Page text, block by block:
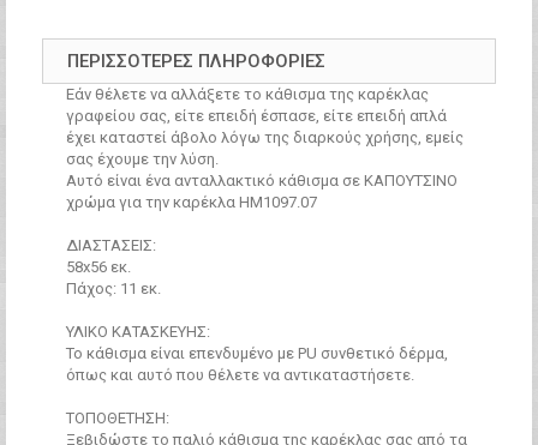
ΠΕΡΙΣΣΌΤΕΡΕΣ ΠΛΗΡΟΦΟΡΊΕΣ
Εάν θέλετε να αλλάξετε το κάθισμα της καρέκλας
γραφείου σας, είτε επειδή έσπασε, είτε επειδή απλά
έχει καταστεί άβολο λόγω της διαρκούς χρήσης, εμείς
σας έχουμε την λύση.
Αυτό είναι ένα ανταλλακτικό κάθισμα σε ΚΑΠΟΥΤΣΙΝΟ
χρώμα για την καρέκλα ΗΜ1097.07
ΔΙΑΣΤAΣΕΙΣ:
58x56 εκ.
Πάχος: 11 εκ.
ΥΛΙΚΟ ΚΑΤΑΣΚΕΥΗΣ:
Το κάθισμα είναι επενδυμένο με PU συνθετικό δέρμα,
όπως και αυτό που θέλετε να αντικαταστήσετε.
ΤΟΠΟΘΕΤΗΣΗ:
Ξεβιδώστε το παλιό κάθισμα της καρέκλας σας από τα